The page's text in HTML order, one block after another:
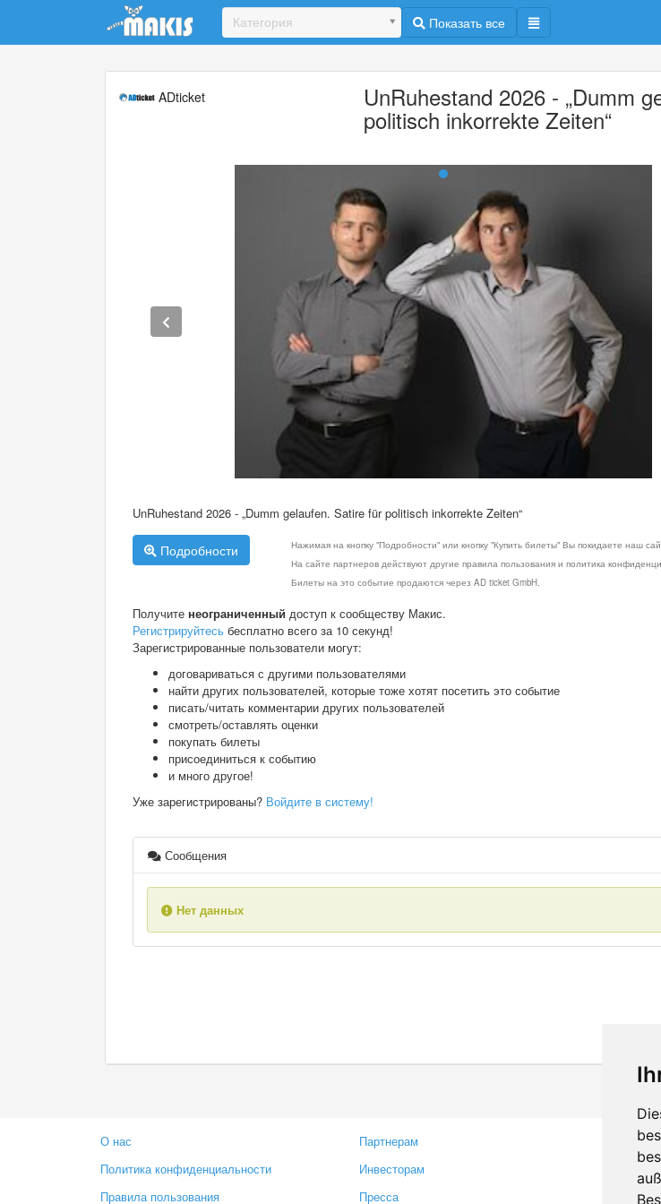
Update cookies preferences
Категория Показать все
ADticket UnRuhestand 2026 - „Dumm
politisch inkorrekte Zeiten“
UnRuhestand 2026 - „Dumm gelaufen. Satire für politisch inkorrekte Zeiten“
Подробности
Нажимая на кнопку "Подробности" или кнопку "Купить билеты" Вы покидаете наш
На сайте партнеров действуют другие правила пользования и политика
Билеты на это событие продаются через AD ticket GmbH.
Получите неограниченный доступ к сообществу Макис.
Регистрируйтесь бесплатно всего за 10 секунд!
Зарегистрированные пользователи могут:
договариваться с другими пользователями
найти других пользователей, которые тоже хотят посетить это событие
писать/читать комментарии других пользователей
смотреть/оставлять оценки
покупать билеты
присоединиться к событию
и много другое!
Уже зарегистрированы? Войдите в систему!
Сообщения
Нет данных
О нас
Политика конфиденциальности
Правила пользования
Партнерам
Инвесторам
Пресса